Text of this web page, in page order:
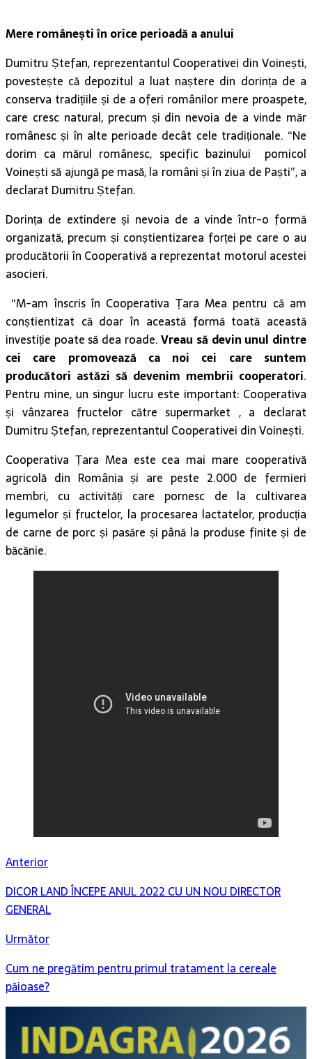
Mere românești în orice perioadă a anului
Dumitru Ștefan, reprezentantul Cooperativei din Voinești,
povestește că depozitul a luat naștere din dorința de a
conserva tradițiile și de a oferi românilor mere proaspete,
care cresc natural, precum și din nevoia de a vinde măr
românesc și în alte perioade decât cele tradiționale. “Ne
dorim ca mărul românesc, specific bazinului pomicol
Voinești să ajungă pe masă, la români și în ziua de Paști”, a
declarat Dumitru Ștefan.
Dorința de extindere și nevoia de a vinde într-o formă
organizată, precum și conștientizarea forței pe care o au
producătorii în Cooperativă a reprezentat motorul acestei
asocieri.
“M-am înscris în Cooperativa Țara Mea pentru că am
conștientizat că doar în această formă toată această
investiție poate să dea roade.Vreau să devin unul dintre
cei care promovează ca noi cei care suntem
producători astăzi să devenim membrii cooperatori.
Pentru mine, un singur lucru este important: Cooperativa
și vânzarea fructelor către supermarket , a declarat
Dumitru Ștefan, reprezentantul Cooperativei din Voinești.
Cooperativa Țara Mea este cea mai mare cooperativă
agricolă din România și are peste 2.000 de fermieri
membri, cu activități care pornesc de la cultivarea
legumelor și fructelor, la procesarea lactatelor, producția
de carne de porc și pasăre și până la produse finite și de
băcănie.
Anterior
DICOR LAND ÎNCEPE ANUL 2022 CU UN NOU DIRECTOR
GENERAL
Următor
Cum ne pregătim pentru primul tratament la cereale
păioase?